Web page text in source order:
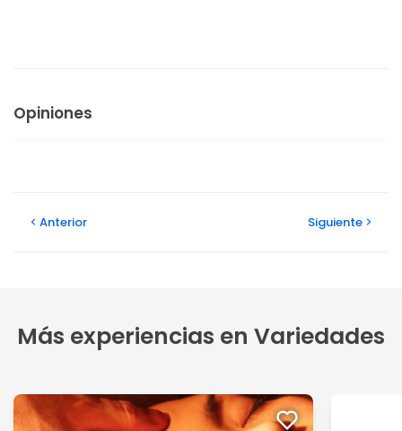
Opiniones
Anterior Siguiente
Más experiencias en Variedades